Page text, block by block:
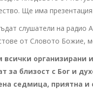
Ще има
слушатели на
от Словото Божие,
организирани
за близост с Бог и
седмица, приятна и